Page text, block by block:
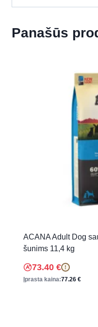
Panašūs
ACANA Adult Dog
šunims 11,4 kg
73.40 € !
Įprasta kaina:77.26 €